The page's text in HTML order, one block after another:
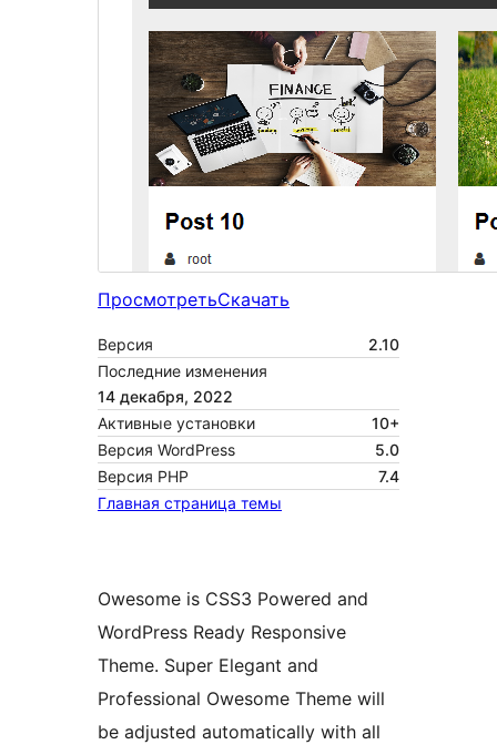
ПросмотретьСкачать
Версия
2.10
Последние изменения
14 декабря, 2022
Активные установки
10+
Версия WordPress
5.0
Версия PHP
7.4
Главная страница темы
Owesome is CSS3 Powered and
WordPress Ready Responsive
Theme. Super Elegant and
Professional Owesome Theme will
be adjusted automatically with all